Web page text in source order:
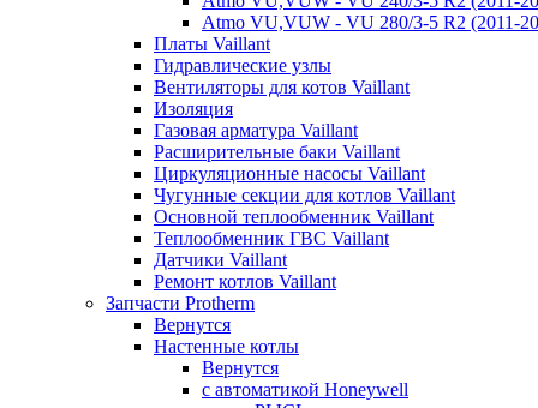
Atmo VU,VUW - VU 280/3-5 R2 (2011-
Платы Vaillant
Гидравлические узлы
Вентиляторы для котов Vaillant
Изоляция
Газовая арматура Vaillant
Расширительные баки Vaillant
Циркуляционные насосы Vaillant
Чугунные секции для котлов Vaillant
Основной теплообменник Vaillant
Теплообменник ГВС Vaillant
Датчики Vaillant
Ремонт котлов Vaillant
Запчасти Protherm
Вернутся
Настенные котлы
Вернутся
с автоматикой Honeywell